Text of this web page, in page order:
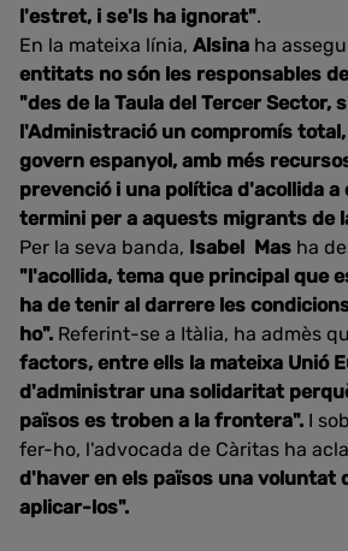
l'estret, i se'ls ha ignorat".
En la mateixa línia, Alsina ha
entitats no són les responsables
"des de la Taula del Tercer Sector,
l'Administració un compromís
govern espanyol, amb més
prevenció i una política d'acollida
termini per a aquests migrants de
Per la seva banda, Isabel Mas ha
"l'acollida, tema que principal que
ha de tenir al darrere les
ho". Referint-se a Itàlia, ha admès
factors, entre ells la mateixa Unió
d'administrar una solidaritat
països es troben a la frontera". I
fer-ho, l'advocada de Càritas ha
d'haver en els països una voluntat
aplicar-los".